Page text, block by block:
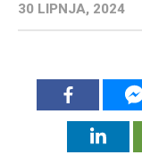
30 LIPNJA, 2024